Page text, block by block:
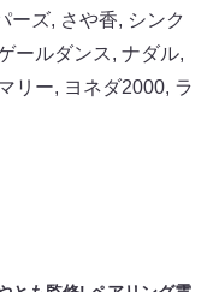
ーズ, さや香, シンク
ールダンス, ナダル,
リー, ヨネダ2000, ラ